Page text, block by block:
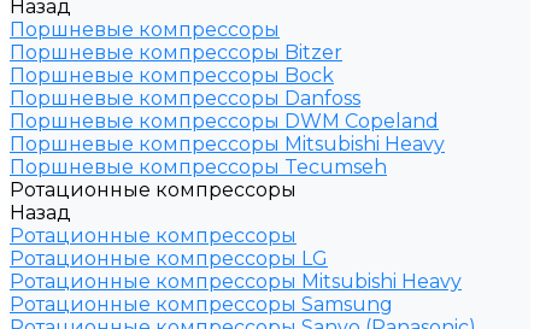
Назад
Поршневые компрессоры
Поршневые компрессоры Bitzer
Поршневые компрессоры Bock
Поршневые компрессоры Danfoss
Поршневые компрессоры DWM Copeland
Поршневые компрессоры Mitsubishi Heavy
Поршневые компрессоры Tecumseh
Ротационные компрессоры
Назад
Ротационные компрессоры
Ротационные компрессоры LG
Ротационные компрессоры Mitsubishi Heavy
Ротационные компрессоры Samsung